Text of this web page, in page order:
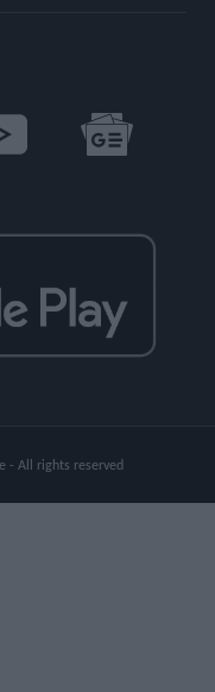
- All rights reserved